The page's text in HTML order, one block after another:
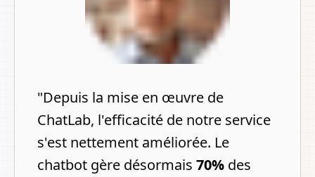
"Depuis la mise en œuvre de
ChatLab, l'efficacité de notre service
s'est nettement améliorée. Le
chatbot gère désormais 70% des